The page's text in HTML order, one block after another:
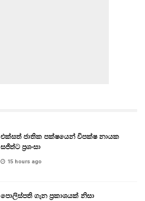
එක්සත් ජාතික පක්ෂයෙන් විපක්ෂ නායක
සජිත්ට ප්‍රශංසා
15 hours ago
පොලිස්පති ගැන ප්‍රකාශයක් නිසා